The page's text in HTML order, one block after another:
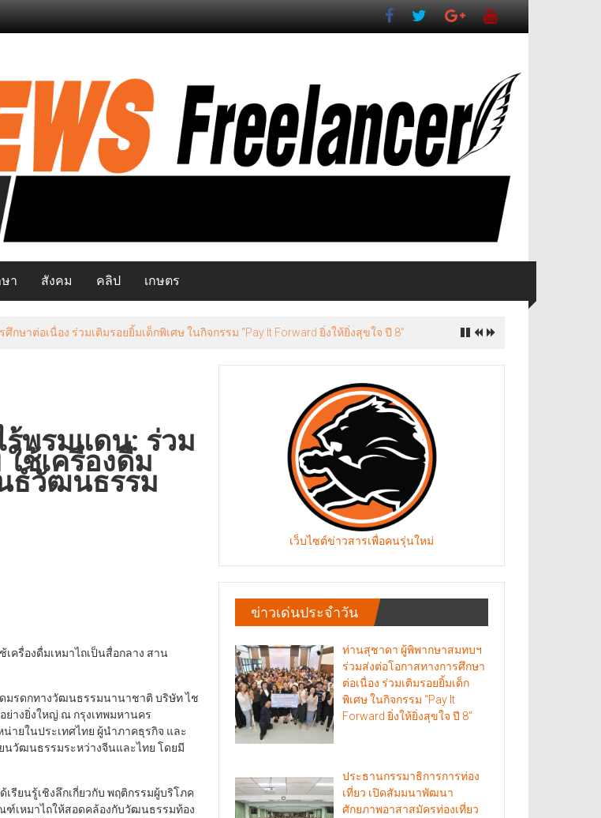
า สังคม คลิป เกษตร
าต่อเนื่อง ร่วมเติมรอยยิ้มเด็กพิเศษ ในกิจกรรม “Pay It Forward ยิ่งให้ยิ่งสุขใจ ปี 8”
ร้พรมแดน: ร่วม
ช้เครื่องดื่ม
ธ์วัฒนธรรม
เครื่องดื่มเหมาไถเป็นสื่อกลาง สาน
ดมรดกทางวัฒนธรรมนานาชาติ บริษัท ไช
ย่างยิ่งใหญ่ ณ กรุงเทพมหานคร
ายในประเทศไทย ผู้นำภาคธุรกิจ และ
นวัฒนธรรมระหว่างจีนและไทย โดยมี
รียนรู้เชิงลึกเกี่ยวกับ พฤติกรรมผู้บริโภค
เหมาไถให้สอดคล้องกับวัฒนธรรมท้อง
เว็บไซต์ข่าวสารเพื่อคนรุ่นใหม่
ข่าวเด่นประจำวัน
ท่านสุชาดา ผู้พิพากษาสมทบฯ
ร่วมส่งต่อโอกาสทางการศึกษา
ต่อเนื่อง ร่วมเติมรอยยิ้มเด็ก
พิเศษ ในกิจกรรม “Pay It
Forward ยิ่งให้ยิ่งสุขใจ ปี 8”
ประธานกรรมาธิการการท่อง
เที่ยว เปิดสัมมนาพัฒนา
ศักยภาพอาสาสมัครท่องเที่ยว